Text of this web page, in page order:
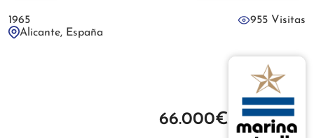
1965
955 Visitas
Alicante, España
66.000€